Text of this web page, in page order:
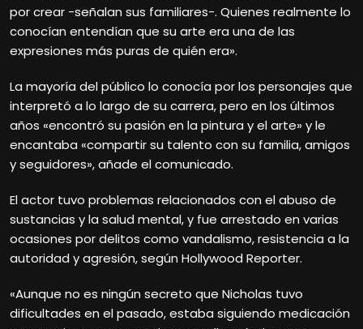
por crear -señalan sus familiares-. Quienes realmente lo
conocían entendían que su arte era una de las
expresiones más puras de quién era».
La mayoría del público lo conocía por los personajes que
interpretó a lo largo de su carrera, pero en los últimos
años «encontró su pasión en la pintura y el arte» y le
encantaba «compartir su talento con su familia, amigos
y seguidores», añade el comunicado.
El actor tuvo problemas relacionados con el abuso de
sustancias y la salud mental, y fue arrestado en varias
ocasiones por delitos como vandalismo, resistencia a la
autoridad y agresión, según Hollywood Reporter.
«Aunque no es ningún secreto que Nicholas tuvo
dificultades en el pasado, estaba siguiendo medicación